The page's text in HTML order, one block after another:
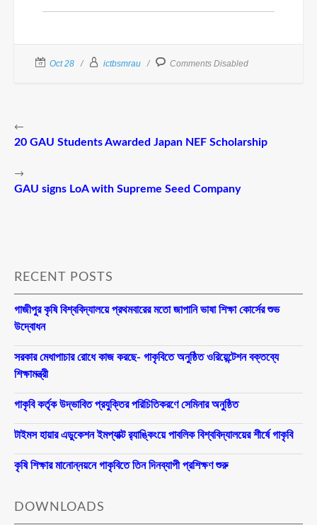
Oct 28 ictbsmrau Comments Disabled
←
20 GAU Students Awarded Japan NEF Scholarship
→
GAU signs LoA with Supreme Seed Company
RECENT POSTS
গাজীপুর কৃষি বিশ্ববিদ্যালয়ে প্রথমবারের মতো জাপানি ভাষা শিক্ষা কোর্সের শুভ
উদ্বোধন
সরকার মেধাপাচার রোধে কাজ করছে- গাকৃবিতে অনুষ্ঠিত ওরিয়েন্টেশন বক্তব্যে
শিক্ষামন্ত্রী
গাকৃবি কর্তৃক উদ্ভাবিত প্রযুক্তির পরিচিতিকরণে সেমিনার অনুষ্ঠিত
টাইমস হায়ার এডুকেশন ইমপ্যাক্ট র‍্যাঙ্কিংয়ে পাবলিক বিশ্ববিদ্যালয়ের শীর্ষে গাকৃবি
কৃষি শিক্ষার মানোন্নয়নে গাকৃবিতে তিন দিনব্যাপী প্রশিক্ষণ শুরু
DOWNLOADS